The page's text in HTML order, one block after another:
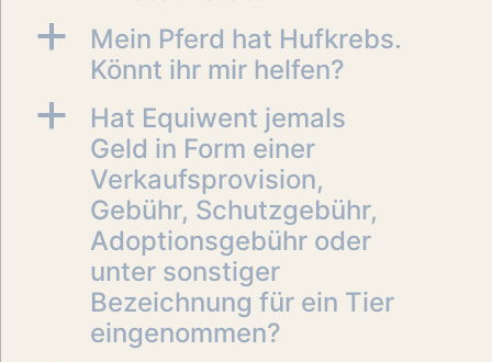
a
Mein Pferd hat Hufkrebs.
Könnt ihr mir helfen?
a
Hat Equiwent jemals
Geld in Form einer
Verkaufsprovision,
Gebühr, Schutzgebühr,
Adoptionsgebühr oder
unter sonstiger
Bezeichnung für ein Tier
eingenommen?